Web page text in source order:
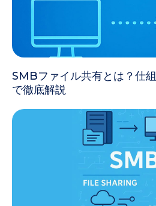
SMBファイル共有とは？仕
で徹底解説